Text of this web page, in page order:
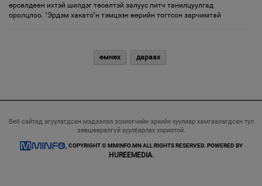
өрсөлдөөн ихтэй шилдэг төсөлтэй залуус питч танилцуулгад
оролцлоо. "Эрдэм хакато"н тэмцээн өөрийн тогтсон зарчимтай
өмнөх дараах
Веб сайтад агуулагдсан мэдээлэл зохиогчийн эрхийн хуулиар хамгаалагдсан тул
зөвшөөрөлгүй хуулбарлах хориотой.
COPYRIGHT © MMINFO.MN ALL RIGHTS RESERVED. POWERED BY
HUREEMEDIA.